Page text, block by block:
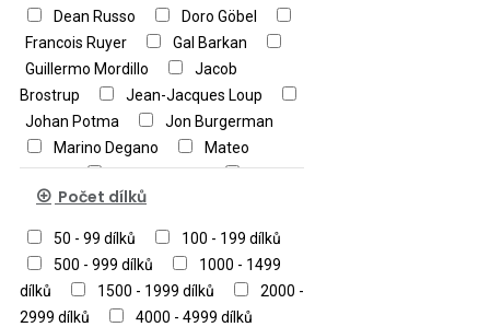
Dean Russo
Doro Göbel
Francois Ruyer
Gal Barkan
Guillermo Mordillo
Jacob
Brostrup
Jean-Jacques Loup
Johan Potma
Jon Burgerman
Marino Degano
Mateo
Dineen
Michael Ryba
Moy
Mackay
Norman O'Flynn
Berman
Roger Blachon
Rosina Wachtmeister
Hartmann
Victoria Francés
Počet dílků
50 - 99 dílků
100 - 199 dílků
500 - 999 dílků
1000 - 1499
dílků
1500 - 1999 dílků
2000 -
2999 dílků
4000 - 4999 dílků